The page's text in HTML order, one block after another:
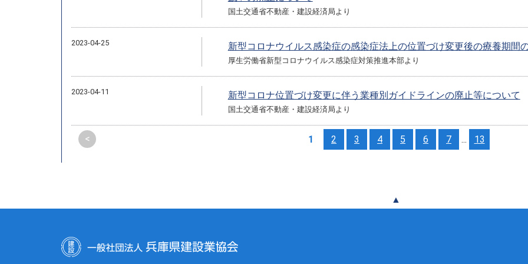
国土交通省不動産・建設経済局より
2023-04-25 新型コロナウイルス感染症の感染症法上の位置づけ変更後の療養期間
厚生労働省新型コロナウイルス感染症対策推進本部より
2023-04-11 新型コロナ位置づけ変更に伴う業種別ガイドラインの廃止等について
国土交通省不動産・建設経済局より
< 1 2 3 4 5 6 7 ... 13
▲